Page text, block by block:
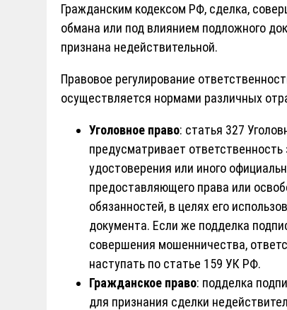
Гражданским кодексом РФ, сделка,
обмана или под влиянием подложного
признана недействительной.
Правовое регулирование
осуществляется нормами различных
Уголовное право: статья 327
предусматривает ответственность
удостоверения или иного
предоставляющего права или
обязанностей, в целях его
документа. Если же подделка
совершения мошенничества,
наступать по статье 159 УК РФ.
Гражданское право: подделка
для признания сделки